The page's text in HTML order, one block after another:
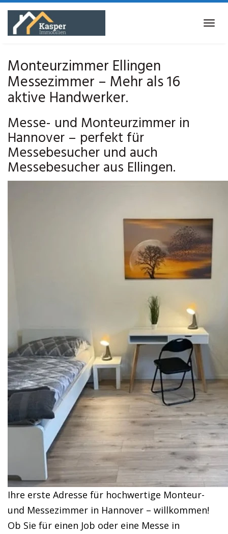
Skip
main
Monteurzimmer Ellingen
Messezimmer – Mehr als 16
aktive Handwerker.
Messe- und Monteurzimmer in
Hannover – perfekt für
Messebesucher und auch
Messebesucher aus Ellingen.
Ihre erste Adresse für hochwertige Monteur-
und Messezimmer in Hannover – willkommen!
Ob Sie für einen Job oder eine Messe in